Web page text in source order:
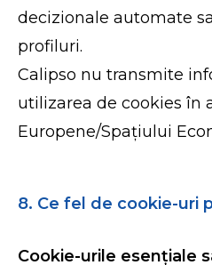
decizionale automate
profiluri.
Calipso nu transmite
utilizarea de cookies în
Europene/Spațiului
8. Ce fel de cookie-uri
Cookie-urile esențiale